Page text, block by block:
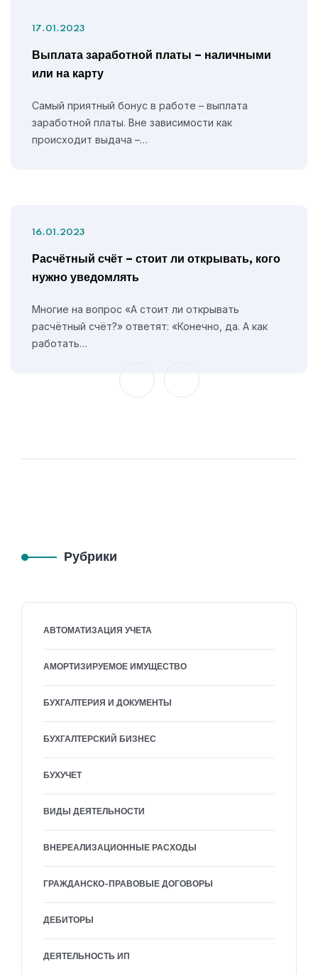
17.01.2023
Выплата заработной платы – наличными
или на карту
Самый приятный бонус в работе – выплата
заработной платы. Вне зависимости как
происходит выдача –…
16.01.2023
Расчётный счёт – стоит ли открывать, кого
нужно уведомлять
Многие на вопрос «А стоит ли открывать
расчётный счёт?» ответят: «Конечно, да. А как
работать…
Рубрики
АВТОМАТИЗАЦИЯ УЧЕТА
АМОРТИЗИРУЕМОЕ ИМУЩЕСТВО
БУХГАЛТЕРИЯ И ДОКУМЕНТЫ
БУХГАЛТЕРСКИЙ БИЗНЕС
БУХУЧЕТ
ВИДЫ ДЕЯТЕЛЬНОСТИ
ВНЕРЕАЛИЗАЦИОННЫЕ РАСХОДЫ
ГРАЖДАНСКО-ПРАВОВЫЕ ДОГОВОРЫ
ДЕБИТОРЫ
ДЕЯТЕЛЬНОСТЬ ИП